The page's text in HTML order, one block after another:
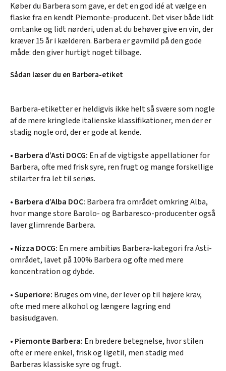
Køber du Barbera som gave, er det en god idé at vælge en
flaske fra en kendt Piemonte-producent. Det viser både lidt
omtanke og lidt nørderi, uden at du behøver give en vin, der
kræver 15 år i kælderen. Barbera er gavmild på den gode
måde: den giver hurtigt noget tilbage.
Sådan læser du en Barbera-etiket
Barbera-etiketter er heldigvis ikke helt så svære som nogle
af de mere kringlede italienske klassifikationer, men der er
stadig nogle ord, der er gode at kende.
• Barbera d’Asti DOCG: En af de vigtigste appellationer for
Barbera, ofte med frisk syre, ren frugt og mange forskellige
stilarter fra let til seriøs.
• Barbera d’Alba DOC: Barbera fra området omkring Alba,
hvor mange store Barolo- og Barbaresco-producenter også
laver glimrende Barbera.
• Nizza DOCG: En mere ambitiøs Barbera-kategori fra Asti-
området, lavet på 100% Barbera og ofte med mere
koncentration og dybde.
•Superiore: Bruges om vine, der lever op til højere krav,
ofte med mere alkohol og længere lagring end
basisudgaven.
• Piemonte Barbera: En bredere betegnelse, hvor stilen
ofte er mere enkel, frisk og ligetil, men stadig med
Barberas klassiske syre og frugt.